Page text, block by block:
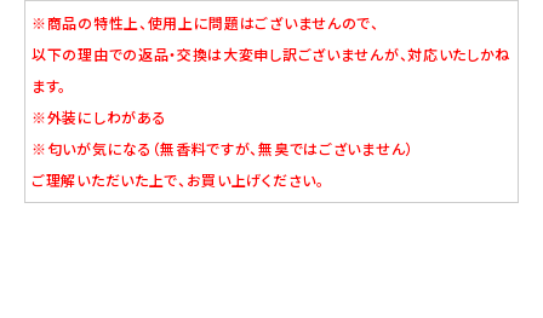
※商品の特性上、使用上に問題はございませんので、
以下の理由での返品・交換は大変申し訳ございませんが、対応いたしかね
ます。
※外装にしわがある
※匂いが気になる（無香料ですが、無臭ではございません）
ご理解いただいた上で、お買い上げください。